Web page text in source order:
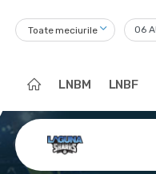
Toate meciurile
LNBM LNBF